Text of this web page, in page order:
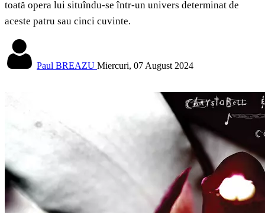
toată opera lui situîndu-se într-un univers determinat de
aceste patru sau cinci cuvinte.
Paul BREAZU Miercuri, 07 August 2024